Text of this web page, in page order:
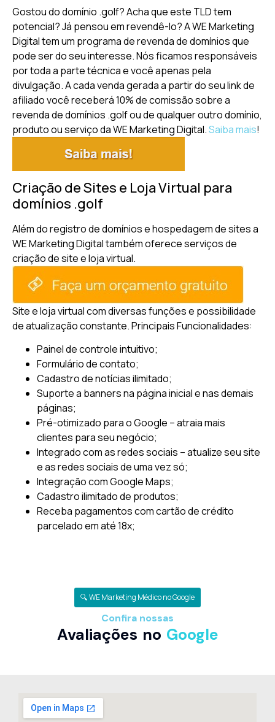
Gostou do domínio .golf? Acha que este TLD tem
potencial? Já pensou em revendê-lo? A WE Marketing
Digital tem um programa de revenda de domínios que
pode ser do seu interesse. Nós ficamos responsáveis
por toda a parte técnica e você apenas pela
divulgação. A cada venda gerada a partir do seu link de
afiliado você receberá 10% de comissão sobre a
revenda de domínios .golf ou de qualquer outro domínio,
produto ou serviço da WE Marketing Digital.Saiba mais!
Criação de Sites e Loja Virtual para
domínios .golf
Além do registro de domínios e hospedagem de sites a
WE Marketing Digital também oferece serviços de
criação de site e loja virtual.
Site e loja virtual com diversas funções e possibilidade
de atualização constante.Principais Funcionalidades:
Painel de controle intuitivo;
Formulário de contato;
Cadastro de notícias ilimitado;
Suporte a banners na página inicial e nas demais
páginas;
Pré-otimizado para o Google – atraia mais
clientes para seu negócio;
Integrado com as redes sociais – atualize seu site
e as redes sociais de uma vez só;
Integração com Google Maps;
Cadastro ilimitado de produtos;
Receba pagamentos com cartão de crédito
parcelado em até 18x;
🔍 WE Marketing Médico no Google
Confira nossas
Avaliações no Google